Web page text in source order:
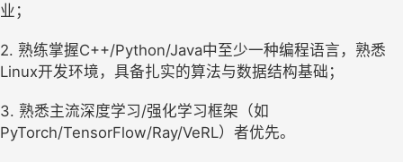
业；
2. 熟练掌握C++/Python/Java中至少一种编程语言，熟悉
Linux开发环境，具备扎实的算法与数据结构基础；
3. 熟悉主流深度学习/强化学习框架（如
PyTorch/TensorFlow/Ray/VeRL）者优先。